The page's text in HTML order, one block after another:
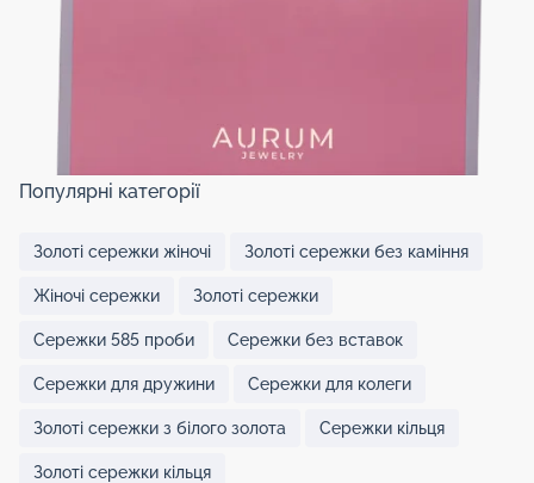
Популярні категорії
Золоті сережки жіночі Золоті сережки без каміння
Жіночі сережки Золоті сережки
Сережки 585 проби Сережки без вставок
Сережки для дружини Сережки для колеги
Золоті сережки з білого золота Сережки кільця
Золоті сережки кільця